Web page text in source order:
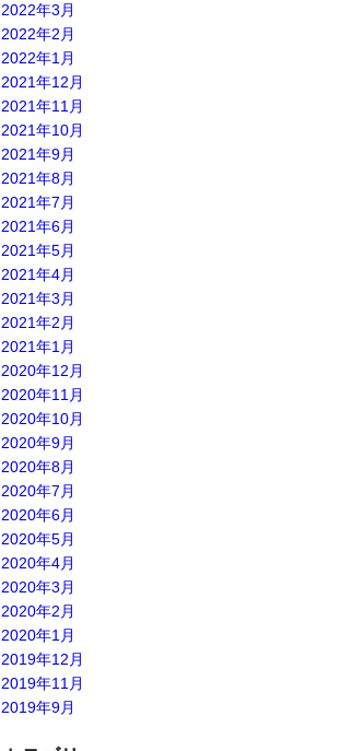
2022年3月
2022年2月
2022年1月
2021年12月
2021年11月
2021年10月
2021年9月
2021年8月
2021年7月
2021年6月
2021年5月
2021年4月
2021年3月
2021年2月
2021年1月
2020年12月
2020年11月
2020年10月
2020年9月
2020年8月
2020年7月
2020年6月
2020年5月
2020年4月
2020年3月
2020年2月
2020年1月
2019年12月
2019年11月
2019年9月